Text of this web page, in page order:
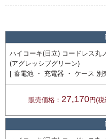
ハイコーキ(日立) コードレス丸
(アグレッシブグリーン)
[ 蓄電池 ・ 充電器 ・ ケース 別
販売価格： 27,170円(税